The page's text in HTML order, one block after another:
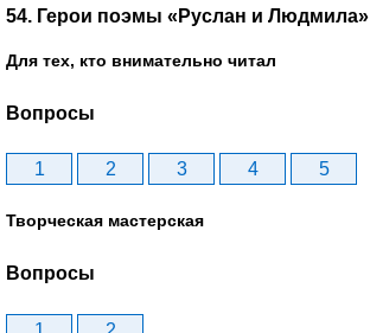
54. Герои поэмы «Руслан и Людмила»
Для тех, кто внимательно читал
Вопросы
1 2 3 4 5
Творческая мастерская
Вопросы